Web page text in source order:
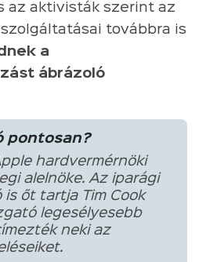
az aktivisták szerint az
továbbra is
a
ábrázoló
pontosan?
hardvermérnöki
alelnöke. Az iparági
is őt tartja Tim Cook
legesélyesebb
neki az